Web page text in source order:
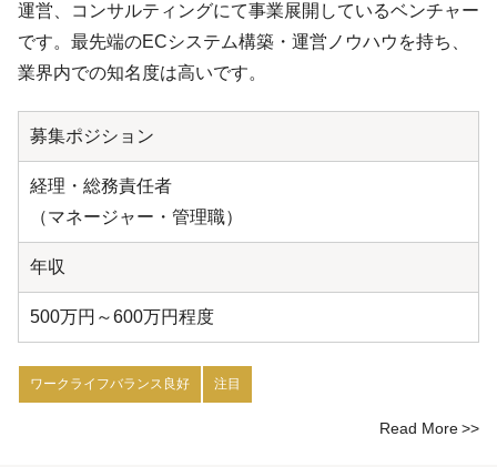
運営、コンサルティングにて事業展開しているベンチャー
です。最先端のECシステム構築・運営ノウハウを持ち、
業界内での知名度は高いです。
募集ポジション
経理・総務責任者
（マネージャー・管理職）
年収
500万円～600万円程度
ワークライフバランス良好 注目
Read More